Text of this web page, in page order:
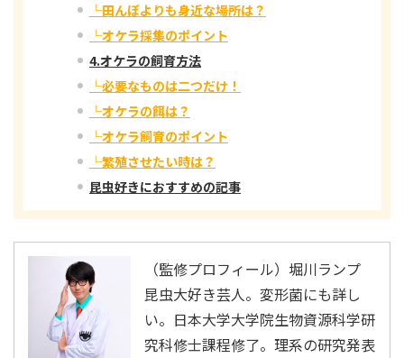
└田んぼよりも身近な場所は？
└オケラ採集のポイント
4.オケラの飼育方法
└必要なものは二つだけ！
└オケラの餌は？
└オケラ飼育のポイント
└繁殖させたい時は？
昆虫好きにおすすめの記事
（監修プロフィール）堀川ランプ
昆虫大好き芸人。変形菌にも詳し
い。日本大学大学院生物資源科学研
究科修士課程修了。理系の研究発表